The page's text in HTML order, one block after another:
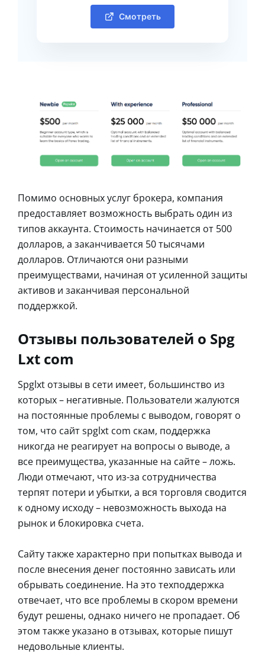
Смотреть
Помимо основных услуг брокера, компания
предоставляет возможность выбрать один из
типов аккаунта. Стоимость начинается от 500
долларов, а заканчивается 50 тысячами
долларов. Отличаются они разными
преимуществами, начиная от усиленной защиты
активов и заканчивая персональной
поддержкой.
Отзывы пользователей о Spg
Lxt com
Spglxt отзывы в сети имеет, большинство из
которых – негативные. Пользователи жалуются
на постоянные проблемы с выводом, говорят о
том, что сайт spglxt com скам, поддержка
никогда не реагирует на вопросы о выводе, а
все преимущества, указанные на сайте – ложь.
Люди отмечают, что из-за сотрудничества
терпят потери и убытки, а вся торговля сводится
к одному исходу – невозможность выхода на
рынок и блокировка счета.
Сайту также характерно при попытках вывода и
после внесения денег постоянно зависать или
обрывать соединение. На это техподдержка
отвечает, что все проблемы в скором времени
будут решены, однако ничего не пропадает. Об
этом также указано в отзывах, которые пишут
недовольные клиенты.